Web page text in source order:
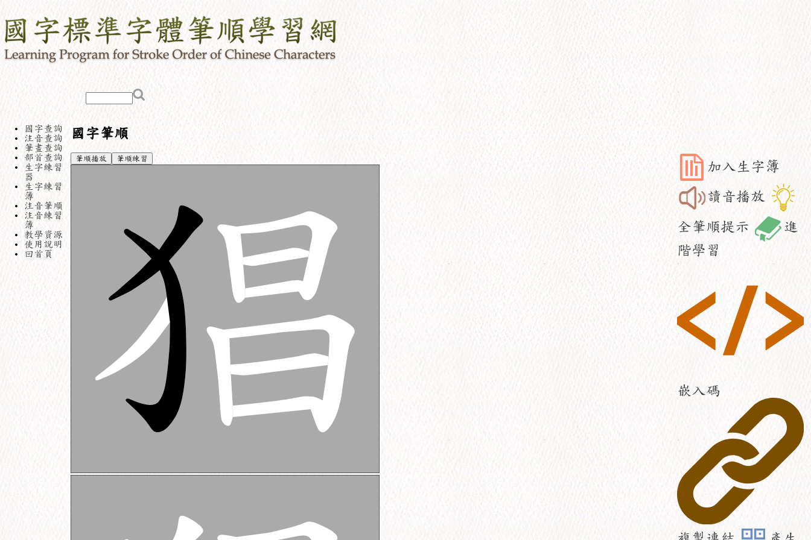
國字查詢
注音查詢
筆畫查詢
部首查詢
生字練習
器
生字練習
簿
注音筆順
注音練習
簿
教學資源
使用說明
回首頁
國字筆順
筆順播放 筆順練習
加入生字簿
讀音播放
全筆順提示
進
階學習
嵌入碼